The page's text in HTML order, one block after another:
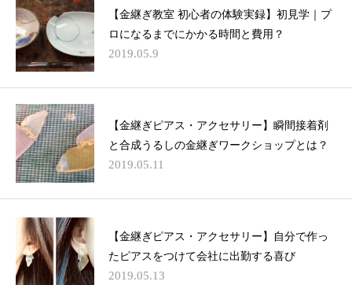
【金継ぎ教室 初心者の体験実録】初見学｜プ
ロになるまでにかかる時間と費用？
2019.05.9
【金継ぎピアス・アクセサリー】瞬間接着剤
と合成うるしの金継ぎワークショップとは？
2019.05.11
【金継ぎピアス・アクセサリー】自分で作っ
たピアスをつけて会社に出勤する喜び
2019.05.13